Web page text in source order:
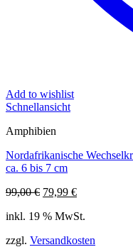
Add to wishlist
Schnellansicht
Amphibien
Nordafrikanische
ca. 6 bis 7 cm
99,00€ Ursprünglicher
war:
79,99 €Aktueller
ist:
inkl. 19 % MwSt.
zzgl. Versandkosten